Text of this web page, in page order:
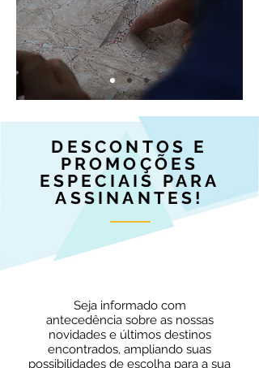
DESCONTOS E
PROMOÇÕES
ESPECIAIS PARA
ASSINANTES!
Seja informado com
antecedência sobre as nossas
novidades e últimos destinos
encontrados, ampliando suas
possibilidades de escolha para a sua